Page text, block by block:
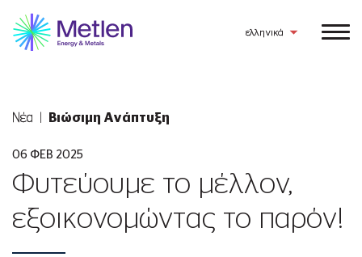
ελληνικά
Νέα Βιώσιμη Ανάπτυξη
06 ΦΕΒ 2025
Φυτεύουμε το μέλλον,
εξοικονομώντας το παρόν!